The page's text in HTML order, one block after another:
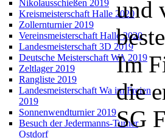
Nikolausschießen 2019
Kreismeisterschaft Halle 2020
Zollernturnier 2019
Vereinsmeisterschaft Halle 2020
Landesmeisterschaft 3D 2019
Deutsche Meisterschaft WA 2019
Zeltlager 2019
Rangliste 2019
Landesmeisterschaft Wa im Freien
2019
Sonnenwendturnier 2019
Besuch der Jedermanns-Turner
Ostdorf
und
Im
die
SG